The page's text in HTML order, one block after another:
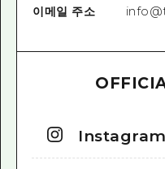
이메일 주소
Instagram